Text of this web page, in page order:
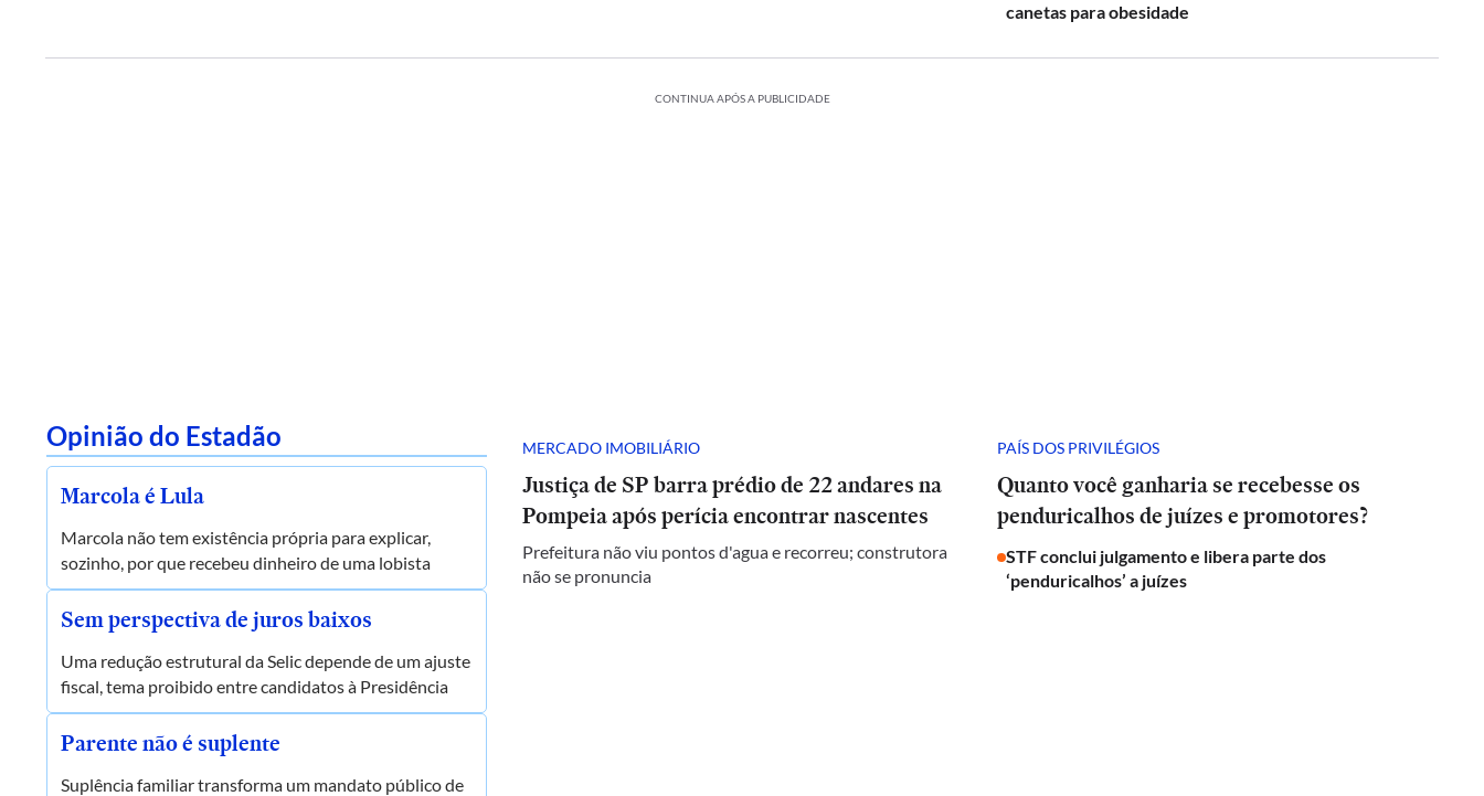
canetas para obesidade
CONTINUA APÓS A PUBLICIDADE
Opinião do Estadão
Marcola é Lula
Marcola não tem existência própria para explicar,
sozinho, por que recebeu dinheiro de uma lobista
Sem perspectiva de juros baixos
Uma redução estrutural da Selic depende de um ajuste
fiscal, tema proibido entre candidatos à Presidência
Parente não é suplente
Suplência familiar transforma um mandato público de
MERCADO IMOBILIÁRIO
Justiça de SP barra prédio de 22 andares na
Pompeia após perícia encontrar nascentes
Prefeitura não viu pontos d'agua e recorreu; construtora
não se pronuncia
PAÍS DOS PRIVILÉGIOS
Quanto você ganharia se recebesse os
penduricalhos de juízes e promotores?
STF conclui julgamento e libera parte dos
‘penduricalhos’ a juízes